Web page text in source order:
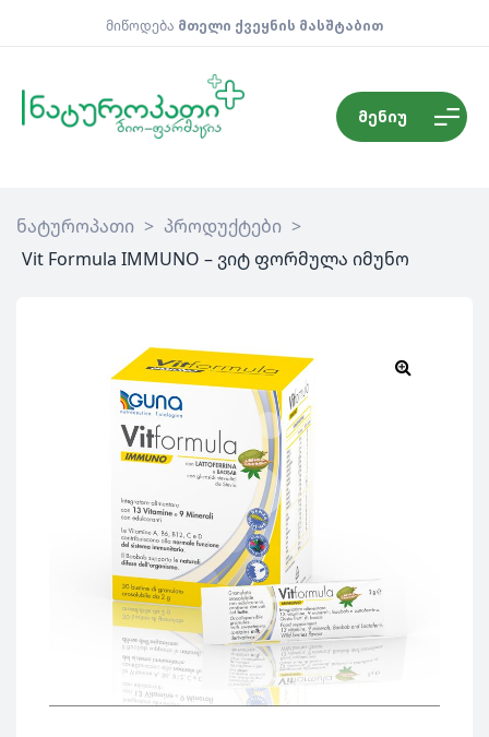
მიწოდება მთელი ქვეყნის მასშტაბით
მენიუ
ნატუროპათი > პროდუქტები >
Vit Formula IMMUNO – ვიტ ფორმულა იმუნო